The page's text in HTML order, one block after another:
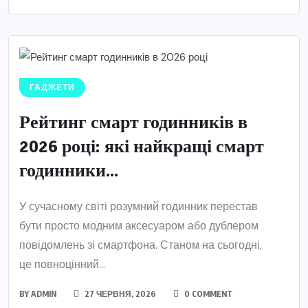
ГАДЖЕТИ
Рейтинг смарт годинників в
2026 році: які найкращі смарт
годинники...
У сучасному світі розумний годинник перестав
бути просто модним аксесуаром або дублером
повідомлень зі смартфона. Станом на сьогодні,
це повноцінний...
BYADMIN 27 ЧЕРВНЯ, 2026 0 COMMENT